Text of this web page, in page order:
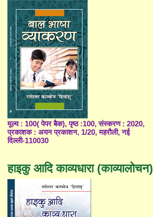
मूल्य : 100( पेपर बैक), पृष्ठ :100, संस्करण : 2020,
प्रकाशक : अयन प्रकाशन, 1/20, महरौली, नई
दिल्ली-110030
हाइकु आदि काव्यधारा (काव्यालोचन)